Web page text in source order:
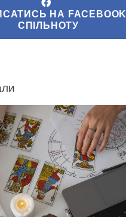
НА FACEBOOK
СПІЛЬНОТУ